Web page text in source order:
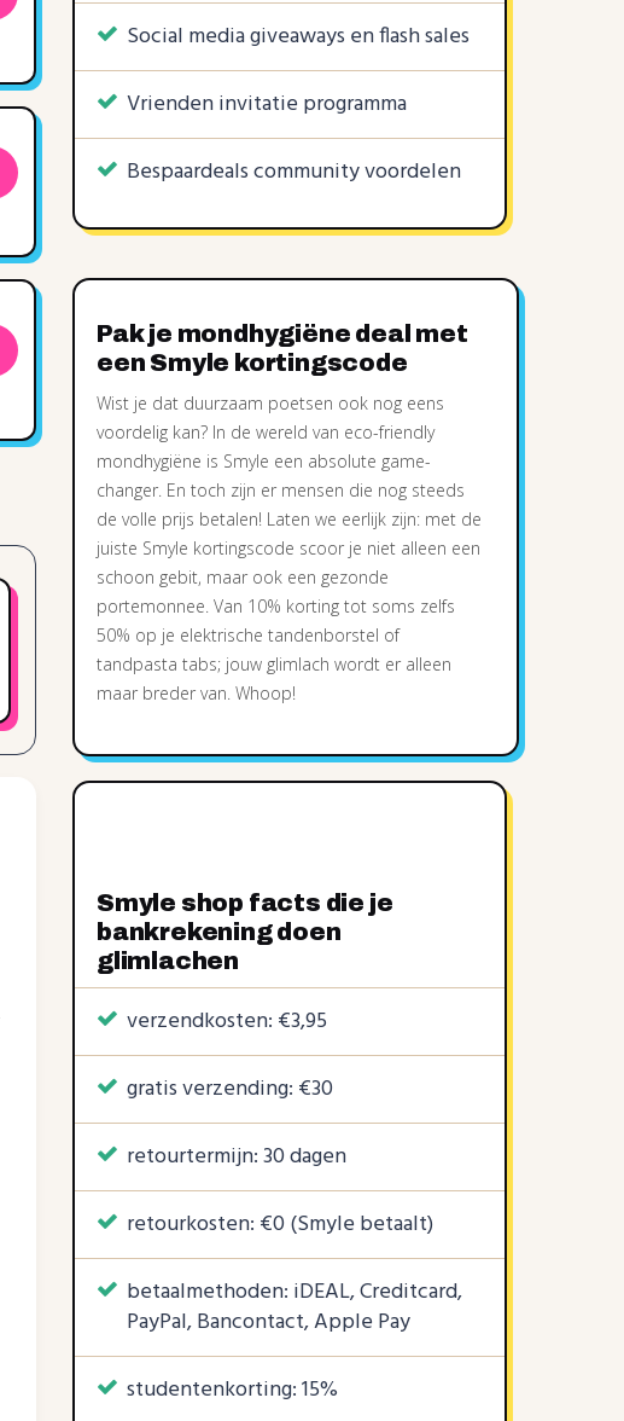
Social media giveaways en flash sales
Vrienden invitatie programma
Bespaardeals community voordelen
Pak je mondhygiëne deal met
een Smyle kortingscode
Wist je dat duurzaam poetsen ook nog eens
voordelig kan? In de wereld van eco-friendly
mondhygiëne is Smyle een absolute game-
changer. En toch zijn er mensen die nog steeds
de volle prijs betalen! Laten we eerlijk zijn: met de
juiste Smyle kortingscode scoor je niet alleen een
schoon gebit, maar ook een gezonde
portemonnee. Van 10% korting tot soms zelfs
50% op je elektrische tandenborstel of
tandpasta tabs; jouw glimlach wordt er alleen
maar breder van. Whoop!
Smyle shop facts die je
bankrekening doen
glimlachen
verzendkosten: €3,95
gratis verzending: €30
retourtermijn: 30 dagen
retourkosten: €0 (Smyle betaalt)
betaalmethoden: iDEAL, Creditcard,
PayPal, Bancontact, Apple Pay
studentenkorting: 15%